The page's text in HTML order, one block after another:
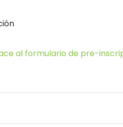
al formulario de pre-